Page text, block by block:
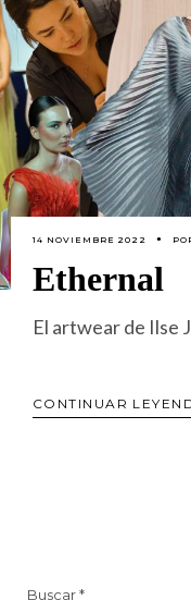
14 NOVIEMBRE 2022
Ethernal
El artwear de Ilse
CONTINUAR